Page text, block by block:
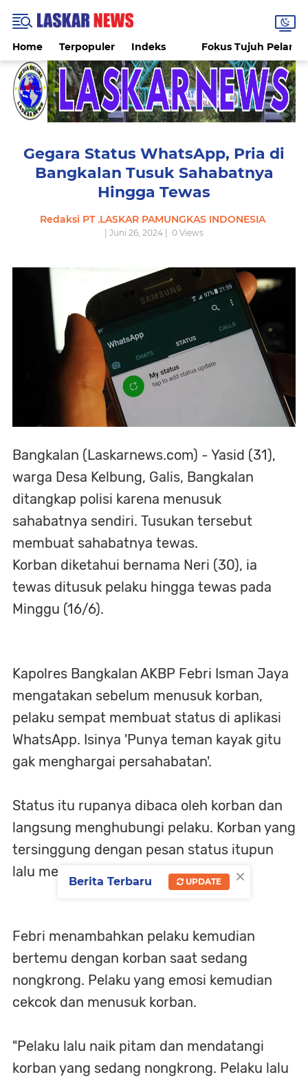
Home Terpopuler Indeks Fokus Tujuh
Gegara Status WhatsApp, Pria di
Bangkalan Tusuk Sahabatnya
Hingga Tewas
Redaksi PT .LASKAR PAMUNGKAS INDONESIA
| Juni 26, 2024 | 0 Views
Bangkalan (Laskarnews.com) - Yasid (31),
warga Desa Kelbung, Galis, Bangkalan
ditangkap polisi karena menusuk
sahabatnya sendiri. Tusukan tersebut
membuat sahabatnya tewas.
Korban diketahui bernama Neri (30), ia
tewas ditusuk pelaku hingga tewas pada
Minggu (16/6).
Kapolres Bangkalan AKBP Febri Isman Jaya
mengatakan sebelum menusuk korban,
pelaku sempat membuat status di aplikasi
WhatsApp. Isinya 'Punya teman kayak gitu
gak menghargai persahabatan'.
Status itu rupanya dibaca oleh korban dan
langsung menghubungi pelaku. Korban yang
tersinggung dengan pesan status itupun
lalu menelepon pelaku.
Febri menambahkan pelaku kemudian
bertemu dengan korban saat sedang
nongkrong. Pelaku yang emosi kemudian
cekcok dan menusuk korban.
"Pelaku lalu naik pitam dan mendatangi
korban yang sedang nongkrong. Pelaku lalu
×
Berita Terbaru UPDATE